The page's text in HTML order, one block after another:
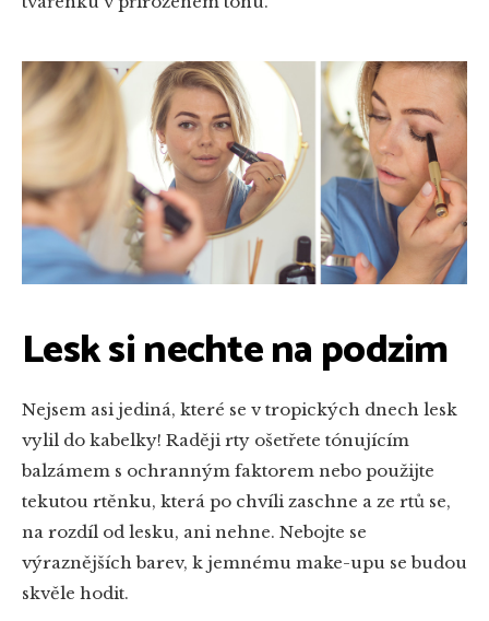
Lesk si nechte na podzim
Nejsem asi jediná, které se v tropických dnech lesk
vylil do kabelky! Raději rty ošetřete tónujícím
balzámem s ochranným faktorem nebo použijte
tekutou rtěnku, která po chvíli zaschne a ze rtů se,
na rozdíl od lesku, ani nehne. Nebojte se
výraznějších barev, k jemnému make-upu se budou
skvěle hodit.